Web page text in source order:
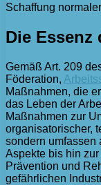
Schaffung
Die Essenz
Gemäß Art. 209
Föderation,
Maßnahmen, die
das Leben der
Maßnahmen zur
organisatorischer,
sondern umfassen
Aspekte bis hin
Prävention und
gefährlichen